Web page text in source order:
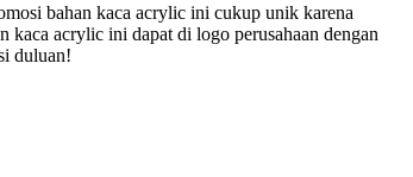
bahan kaca acrylic ini cukup unik karena
acrylic ini dapat di logo perusahaan dengan
duluan!